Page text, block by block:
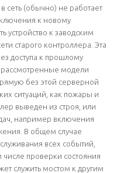
сеть (обычно) не работает
к новому
устройство к заводским
старого контроллера. Эта
доступа к прошлому
модели
без этой серверной
ситуаций, как пожары и
выведен из строя, или
например включения
В общем случае
всех событий,
числе проверки состояния
служить мостом к другим